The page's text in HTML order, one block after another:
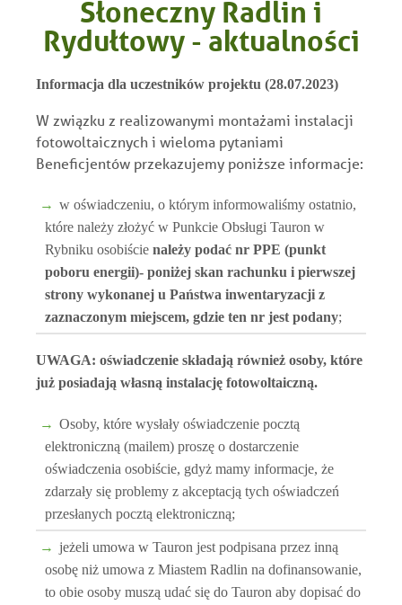
Słoneczny Radlin i
Rydułtowy - aktualności
Informacja dla uczestników projektu (28.07.2023)
W związku z realizowanymi montażami instalacji
fotowoltaicznych i wieloma pytaniami
Beneficjentów przekazujemy poniższe informacje:
w oświadczeniu, o którym informowaliśmy ostatnio,
które należy złożyć w Punkcie Obsługi Tauron w
Rybniku osobiście należy podać nr PPE (punkt
poboru energii)- poniżej skan rachunku i pierwszej
strony wykonanej u Państwa inwentaryzacji z
zaznaczonym miejscem, gdzie ten nr jest podany;
UWAGA: oświadczenie składają również osoby, które
już posiadają własną instalację fotowoltaiczną.
Osoby, które wysłały oświadczenie pocztą
elektroniczną (mailem) proszę o dostarczenie
oświadczenia osobiście, gdyż mamy informacje, że
zdarzały się problemy z akceptacją tych oświadczeń
przesłanych pocztą elektroniczną;
jeżeli umowa w Tauron jest podpisana przez inną
osobę niż umowa z Miastem Radlin na dofinansowanie,
to obie osoby muszą udać się do Tauron aby dopisać do